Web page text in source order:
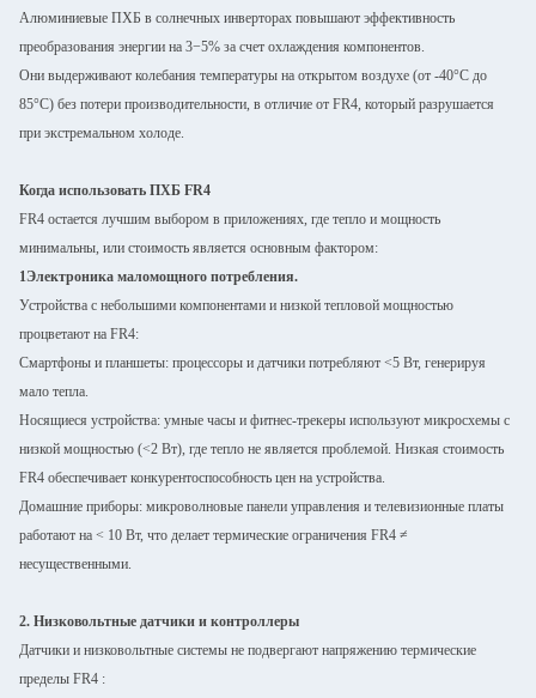
Алюминиевые ПХБ в солнечных инверторах повышают эффективность
преобразования энергии на 3−5% за счет охлаждения компонентов.
Они выдерживают колебания температуры на открытом воздухе (от -40°C до
85°C) без потери производительности, в отличие от FR4, который разрушается
при экстремальном холоде.
Когда использовать ПХБ FR4
FR4 остается лучшим выбором в приложениях, где тепло и мощность
минимальны, или стоимость является основным фактором:
1Электроника маломощного потребления.
Устройства с небольшими компонентами и низкой тепловой мощностью
процветают на FR4:
Смартфоны и планшеты: процессоры и датчики потребляют <5 Вт, генерируя
мало тепла.
Носящиеся устройства: умные часы и фитнес-трекеры используют микросхемы с
низкой мощностью (<2 Вт), где тепло не является проблемой. Низкая стоимость
FR4 обеспечивает конкурентоспособность цен на устройства.
Домашние приборы: микроволновые панели управления и телевизионные платы
работают на < 10 Вт, что делает термические ограничения FR4 ≠
несущественными.
2. Низковольтные датчики и контроллеры
Датчики и низковольтные системы не подвергают напряжению термические
пределы FR4 :